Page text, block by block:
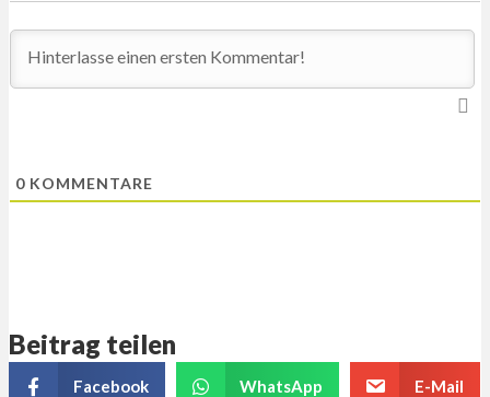
0 KOMMENTARE
Beitrag teilen
Facebook WhatsApp E-Mail